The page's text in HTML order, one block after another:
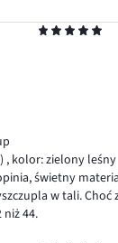
, kolor: zielony leśny
świetny
w tali.
niż 44.